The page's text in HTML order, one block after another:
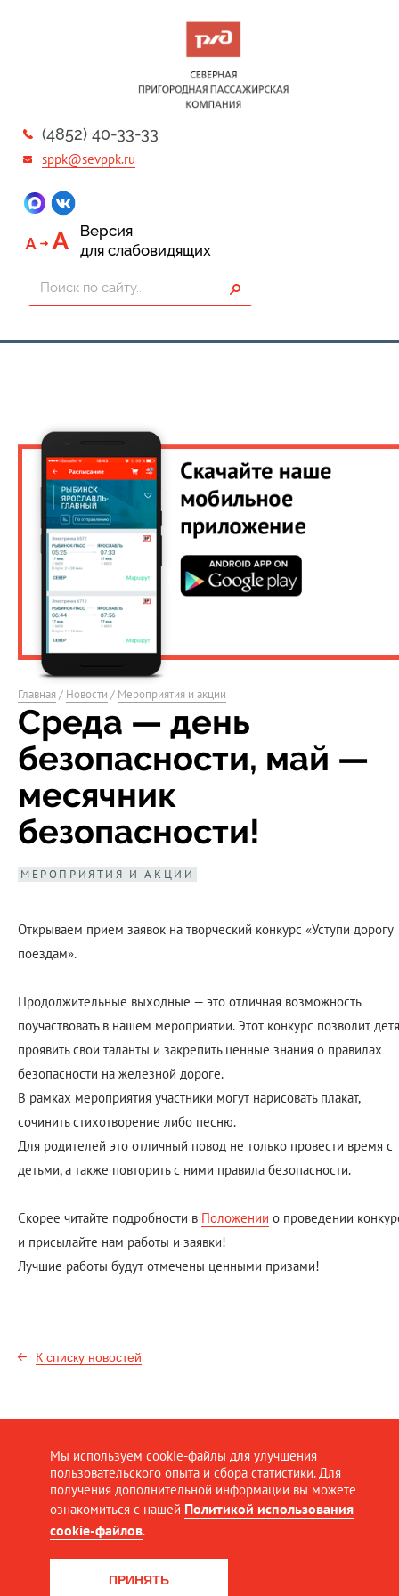
Мы используем cookie-файлы для улучшения
пользовательского опыта и сбора статистики. Для
получения дополнительной информации вы можете
ознакомиться с нашей Политикой использования
cookie-файлов.
ПРИНЯТЬ
(4852) 40-33-33
sppk@sevppk.ru
Версия
для слабовидящих
Главная/ Новости / Мероприятия и акции
Среда — день
безопасности, май —
месячник
безопасности!
МЕРОПРИЯТИЯ И АКЦИИ
Открываем прием заявок на творческий конкурс «Уступи дорогу
поездам».
Продолжительные выходные — это отличная возможность
поучаствовать в нашем мероприятии. Этот конкурс позволит
проявить свои таланты и закрепить ценные знания о правилах
безопасности на железной дороге.
В рамках мероприятия участники могут нарисовать плакат,
сочинить стихотворение либо песню.
Для родителей это отличный повод не только провести время с
детьми, а также повторить с ними правила безопасности.
Скорее читайте подробности в Положении о проведении
и присылайте нам работы и заявки!
Лучшие работы будут отмечены ценными призами!
К списку новостей